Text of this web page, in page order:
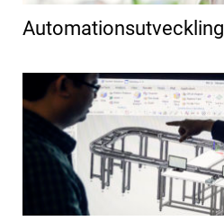
Automationsutveckling